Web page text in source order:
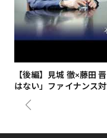
【後編】見城 徹×藤田
はない」ファイナンス